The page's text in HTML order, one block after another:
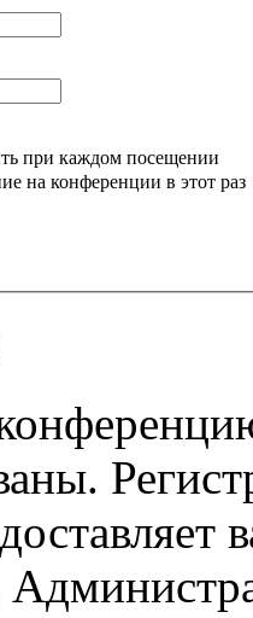
при каждом посещении
на конференции в этот раз